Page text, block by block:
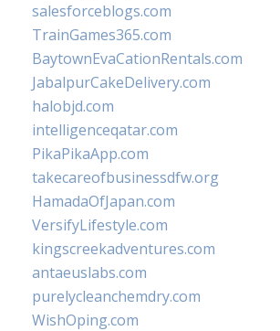
salesforceblogs.com
TrainGames365.com
BaytownEvaCationRentals.com
JabalpurCakeDelivery.com
halobjd.com
intelligenceqatar.com
PikaPikaApp.com
takecareofbusinessdfw.org
HamadaOfJapan.com
VersifyLifestyle.com
kingscreekadventures.com
antaeuslabs.com
purelycleanchemdry.com
WishOping.com